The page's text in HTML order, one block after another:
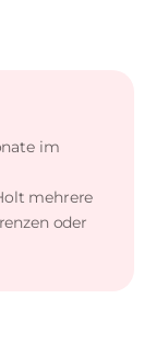
im
mehrere
oder